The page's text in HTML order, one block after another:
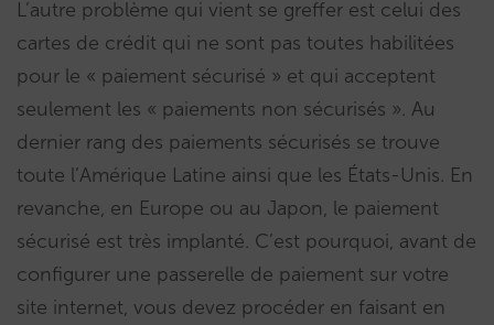
L’autre problème qui vient se greffer est celui des
cartes de crédit qui ne sont pas toutes habilitées
pour le « paiement sécurisé » et qui acceptent
seulement les « paiements non sécurisés ». Au
dernier rang des paiements sécurisés se trouve
toute l’Amérique Latine ainsi que les États-Unis. En
revanche, en Europe ou au Japon, le paiement
sécurisé est très implanté. C’est pourquoi, avant de
configurer une passerelle de paiement sur votre
site internet, vous devez procéder en faisant en